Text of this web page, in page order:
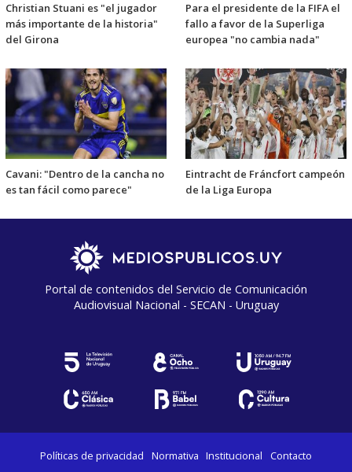
Christian Stuani es "el jugador
más importante de la historia"
del Girona
Para el presidente de la FIFA el
fallo a favor de la Superliga
europea "no cambia nada"
Cavani: "Dentro de la cancha no
es tan fácil como parece"
Eintracht de Fráncfort campeón
de la Liga Europa
Portal de contenidos del Servicio de Comunicación
Audiovisual Nacional - SECAN - Uruguay
Políticas de privacidad Normativa Institucional Contacto